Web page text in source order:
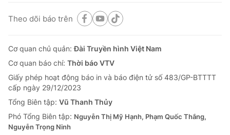
Theo dõi báo trên
Cơ quan chủ quản:Đài Truyền hình Việt Nam
Cơ quan báo chí: Thời báo VTV
Giấy phép hoạt động báo in và báo điện tử số 483/GP-BTTTT
cấp ngày 29/12/2023
Tổng Biên tập: Vũ Thanh Thủy
Phó Tổng Biên tập: Nguyễn Thị Mỹ Hạnh, Phạm Quốc Thắng,
Nguyễn Trọng Ninh